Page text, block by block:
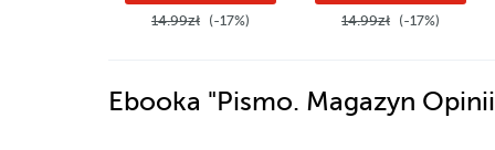
14.99zł (-17%) 14.99zł (-17%)
Ebooka "Pismo. Magazyn